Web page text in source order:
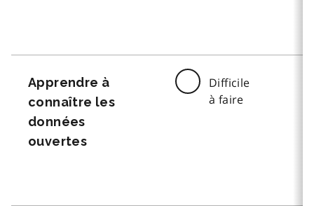
Apprendre à
connaître les
données
ouvertes
Difficile
à faire